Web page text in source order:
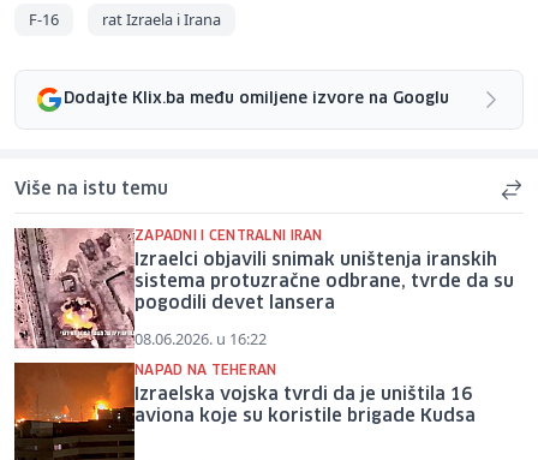
F-16 rat Izraela i Irana
Dodajte Klix.ba među omiljene izvore na Googlu
Više na istu temu
ZAPADNI I CENTRALNI IRAN
Izraelci objavili snimak uništenja iranskih
sistema protuzračne odbrane, tvrde da su
pogodili devet lansera
08.06.2026. u 16:22
NAPAD NA TEHERAN
Izraelska vojska tvrdi da je uništila 16
aviona koje su koristile brigade Kudsa